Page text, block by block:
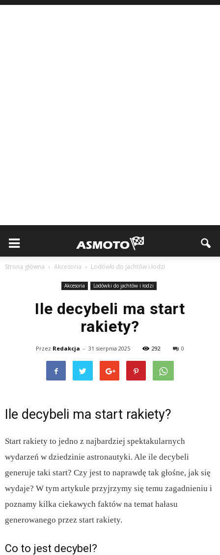
Strona główna Akcesoria Lodówki do jachtów i łodzi
Akcesoria Lodówki do jachtów i łodzi
Ile decybeli ma start
rakiety?
Przez Redakcja - 31 sierpnia 2025 292 0
Ile decybeli ma start rakiety?
Start rakiety to jedno z najbardziej spektakularnych
wydarzeń w dziedzinie astronautyki. Ale ile decybeli
generuje taki start? Czy jest to naprawdę tak głośne, jak się
wydaje? W tym artykule przyjrzymy się temu zagadnieniu i
poznamy kilka ciekawych faktów na temat hałasu
generowanego przez start rakiety.
Co to jest decybel?